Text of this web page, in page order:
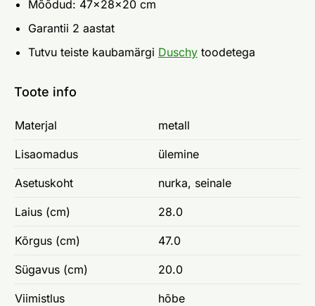
Mõõdud: 47x28x20 cm
Garantii 2 aastat
Tutvu teiste kaubamärgi Duschy toodetega
Toote info
Materjal metall
Lisaomadus ülemine
Asetuskoht nurka, seinale
Laius (cm) 28.0
Kõrgus (cm) 47.0
Sügavus (cm) 20.0
Viimistlus hõbe